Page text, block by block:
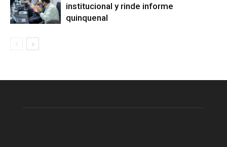
institucional y rinde informe
quinquenal